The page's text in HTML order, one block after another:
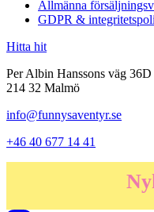
Allmänna
GDPR &
Hitta hit
Per Albin Hanssons väg 36D
214 32 Malmö
info@funnysaventyr.se
+46 40 677 14 41